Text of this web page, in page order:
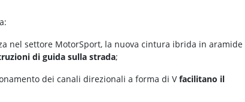
nel settore MotorSport, la nuova cintura ibrida in aramide
di guida sulla strada;
dei canali direzionali a forma di Vfacilitano il